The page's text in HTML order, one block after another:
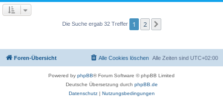
Die Suche ergab 32 Treffer 1 2
Foren-Übersicht Alle Zeiten sind UTC+02:00
Alle Cookies löschen
Powered by phpBB® Forum Software © phpBB Limited
Deutsche Übersetzung durch phpBB.de
Datenschutz| Nutzungsbedingungen